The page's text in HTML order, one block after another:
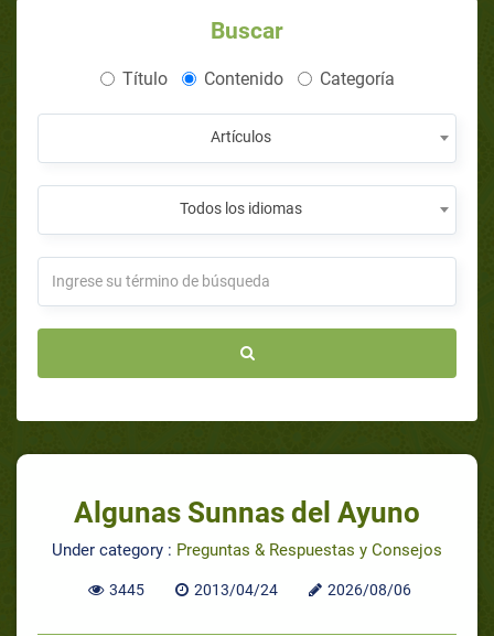
Buscar
Título Contenido Categoría
Artículos
Todos los idiomas
Algunas Sunnas del Ayuno
Under category : Preguntas & Respuestas y Consejos
3445 2013/04/24 2026/08/06